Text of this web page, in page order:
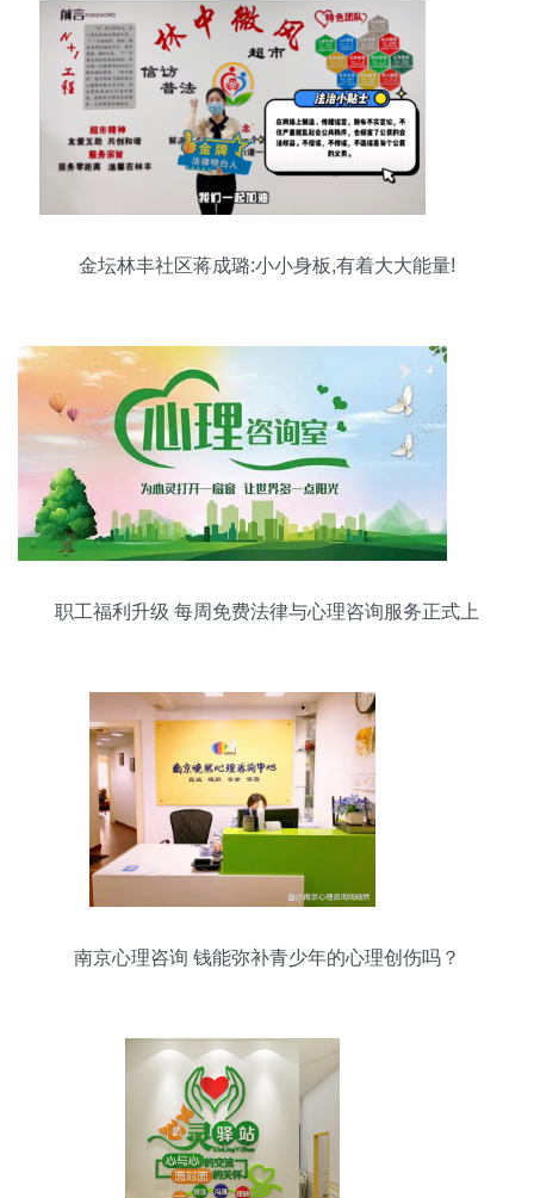
金坛林丰社区蒋成璐:小小身板,有着大大能量!
职工福利升级 每周免费法律与心理咨询服务正式上
南京心理咨询 钱能弥补青少年的心理创伤吗？